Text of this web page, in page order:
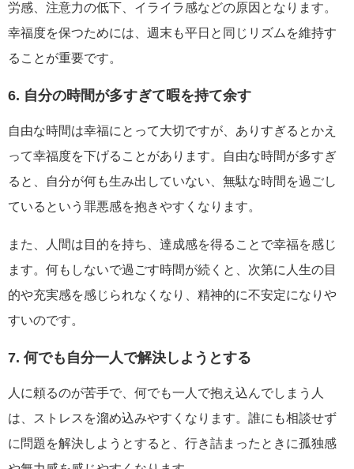
労感、注意力の低下、イライラ感などの原因となります。
幸福度を保つためには、週末も平日と同じリズムを維持す
ることが重要です。
6. 自分の時間が多すぎて暇を持て余す
自由な時間は幸福にとって大切ですが、ありすぎるとかえ
って幸福度を下げることがあります。自由な時間が多すぎ
ると、自分が何も生み出していない、無駄な時間を過ごし
ているという罪悪感を抱きやすくなります。
また、人間は目的を持ち、達成感を得ることで幸福を感じ
ます。何もしないで過ごす時間が続くと、次第に人生の目
的や充実感を感じられなくなり、精神的に不安定になりや
すいのです。
7. 何でも自分一人で解決しようとする
人に頼るのが苦手で、何でも一人で抱え込んでしまう人
は、ストレスを溜め込みやすくなります。誰にも相談せず
に問題を解決しようとすると、行き詰まったときに孤独感